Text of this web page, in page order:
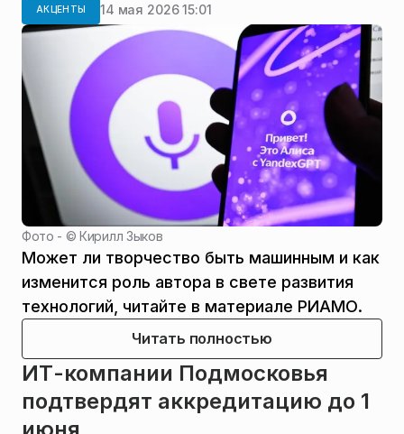
АКЦЕНТЫ 14 мая 2026 15:01
Фото - ©Кирилл Зыков
Может ли творчество быть машинным и как
изменится роль автора в свете развития
технологий, читайте в материале РИАМО.
Читать полностью
ИТ-компании Подмосковья
подтвердят аккредитацию до 1